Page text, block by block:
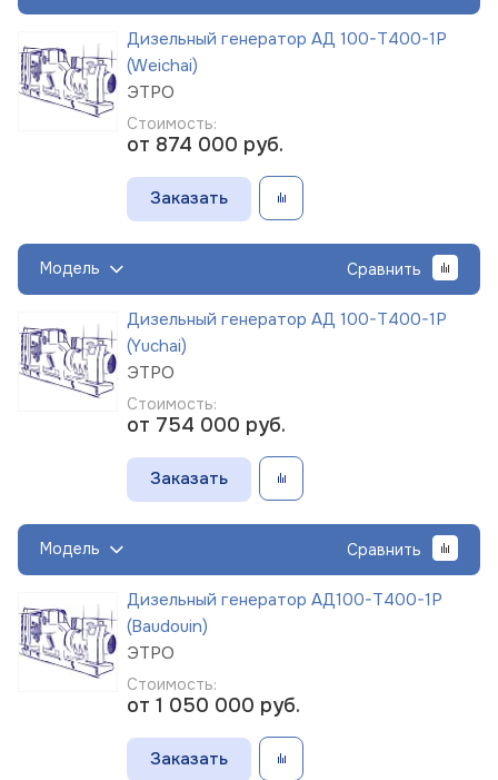
Дизельный генератор АД 100-Т400-1Р
(Weichai)
ЭТРО
Стоимость:
от 874 000 руб.
Заказать
Модель Сравнить
Дизельный генератор АД 100-Т400-1Р
(Yuchai)
ЭТРО
Стоимость:
от 754 000 руб.
Заказать
Модель Сравнить
Дизельный генератор АД100-Т400-1Р
(Baudouin)
ЭТРО
Стоимость:
от 1 050 000 руб.
Заказать